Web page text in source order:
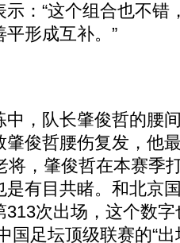
：“这个组合也不错
形成互补。”
，队长肇俊哲的腰
俊哲腰伤复发，他
将，肇俊哲在本赛季
是有目共睹。和北京
次出场，这个数字
国足坛顶级联赛的“